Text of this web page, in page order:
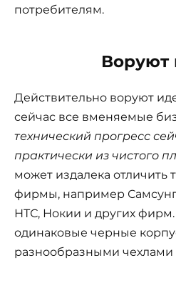
потребителям.
Воруют
Действительно воруют
сейчас все вменяемые
технический прогресс
практически из чистого
может издалека отличить
фирмы, например
НТС, Нокии и других
одинаковые черные
разнообразными чехлами